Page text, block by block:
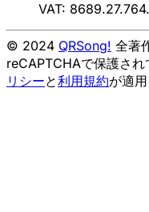
VAT:
© 2024 QRSong! 全著
reCAPTCHAで保護さ
リシーと利用規約が適用